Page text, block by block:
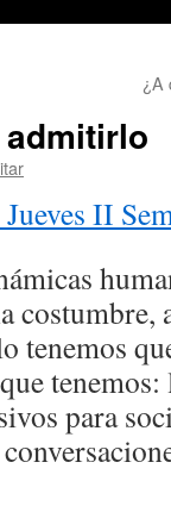
¿A
II
costumbre,
tenemos
para